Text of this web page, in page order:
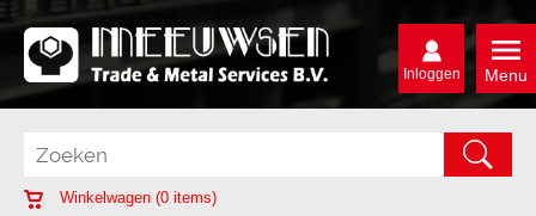
Menu
Inloggen
Winkelwagen (0 items)